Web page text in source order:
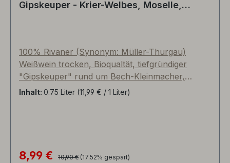
Gipskeuper - Krier-Welbes, Moselle,
100% Rivaner (Synonym: Müller-Thurgau)
Weißwein trocken, Bioqualtät, tiefgründiger
"Gipskeuper" rund um Bech-Kleinmacher,
30°Neigung, über 35-jährige Reben, 100%
Geheimtipp zum Top-Preis-Genussverhältnis!
Inhalt: 0.75 Liter (11,99 € / 1 Liter)
Verkaufspreis:
8,99 € Regulärer Preis:
10,90 € (17.52% gespart)